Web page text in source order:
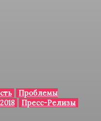
Проблемы
Пресс-Релизы